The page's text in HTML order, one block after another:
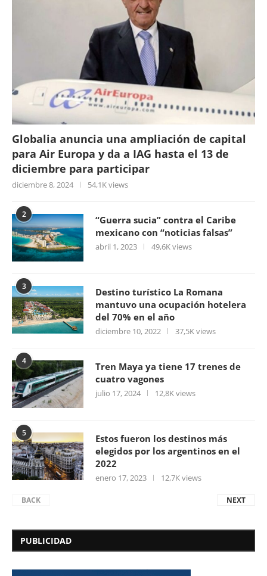
Globalia anuncia una ampliación de capital
para Air Europa y da a IAG hasta el 13 de
diciembre para participar
diciembre 8, 2024 54,1K views
2
“Guerra sucia” contra el Caribe
mexicano con “noticias falsas”
abril 1, 2023 49,6K views
3
Destino turístico La Romana
mantuvo una ocupación hotelera
del 70% en el año
diciembre 10, 2022 37,5K views
4
Tren Maya ya tiene 17 trenes de
cuatro vagones
julio 17, 2024 12,8K views
5
Estos fueron los destinos más
elegidos por los argentinos en el
2022
enero 17, 2023 12,7K views
BACK NEXT
PUBLICIDAD